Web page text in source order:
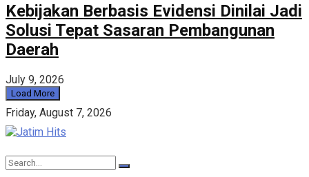
Kebijakan Berbasis Evidensi Dinilai Jadi
Solusi Tepat Sasaran Pembangunan
Daerah
July 9, 2026
Load More
Friday, August 7, 2026